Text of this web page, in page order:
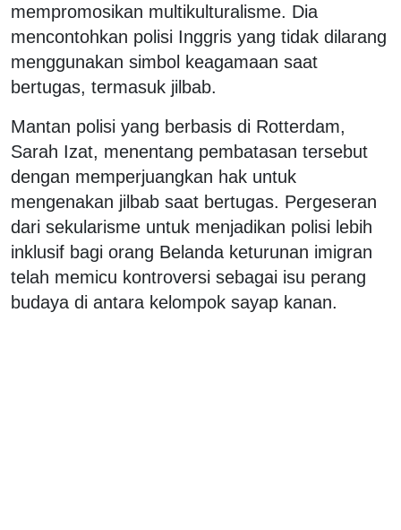
mempromosikan multikulturalisme. Dia
mencontohkan polisi Inggris yang tidak dilarang
menggunakan simbol keagamaan saat
bertugas, termasuk jilbab.
Mantan polisi yang berbasis di Rotterdam,
Sarah Izat, menentang pembatasan tersebut
dengan memperjuangkan hak untuk
mengenakan jilbab saat bertugas. Pergeseran
dari sekularisme untuk menjadikan polisi lebih
inklusif bagi orang Belanda keturunan imigran
telah memicu kontroversi sebagai isu perang
budaya di antara kelompok sayap kanan.